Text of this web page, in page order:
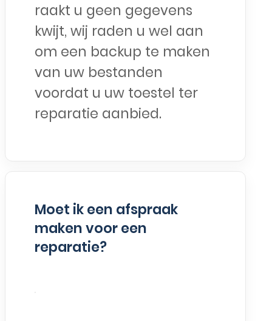
raakt u geen gegevens
kwijt, wij raden u wel aan
om een backup te maken
van uw bestanden
voordat u uw toestel ter
reparatie aanbied.
Moet ik een afspraak
maken voor een
reparatie?